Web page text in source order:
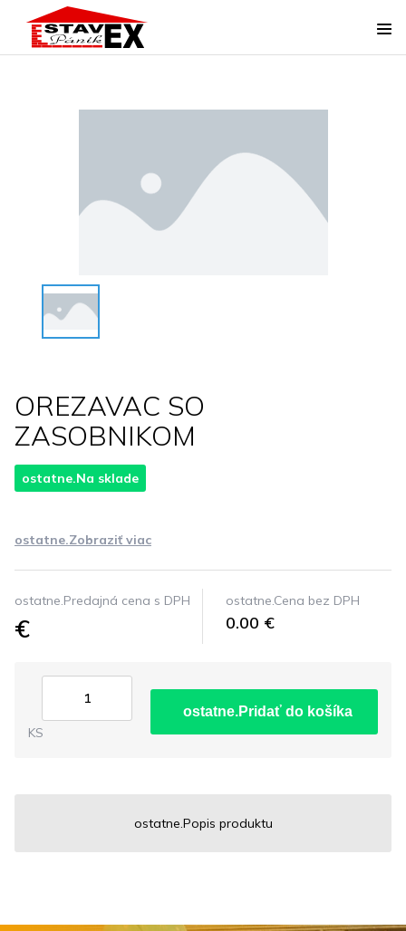
OREZAVAC SO
ZASOBNIKOM
ostatne.Na sklade
ostatne.Zobraziť viac
ostatne.Predajná cena s DPH
€
ostatne.Cena bez DPH
0.00 €
KS
ostatne.Pridať do košíka
ostatne.Popis produktu